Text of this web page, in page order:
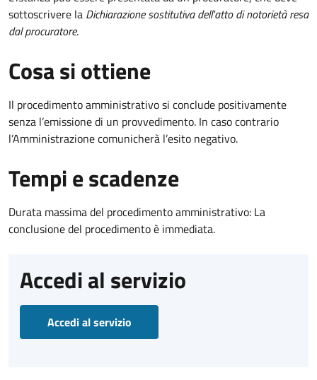
sottoscrivere la Dichiarazione sostitutiva dell'atto di notorietà resa
dal procuratore.
Cosa si ottiene
Il procedimento amministrativo si conclude positivamente
senza l’emissione di un provvedimento. In caso contrario
l’Amministrazione comunicherà l’esito negativo.
Tempi e scadenze
Durata massima del procedimento amministrativo: La
conclusione del procedimento è immediata.
Accedi al servizio
Accedi al servizio